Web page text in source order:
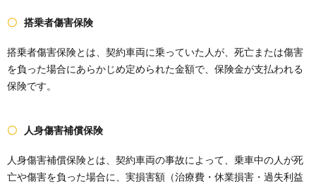
搭乗者傷害保険
搭乗者傷害保険とは、契約車両に乗っていた人が、死亡または傷害
を負った場合にあらかじめ定められた金額で、保険金が支払われる
保険です。
人身傷害補償保険
人身傷害補償保険とは、契約車両の事故によって、乗車中の人が死
亡や傷害を負った場合に、実損害額（治療費・休業損害・過失利益